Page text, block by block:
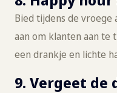
Bied tijdens de vroege
aan om klanten aan te
een drankje en lichte
9. Vergeet de